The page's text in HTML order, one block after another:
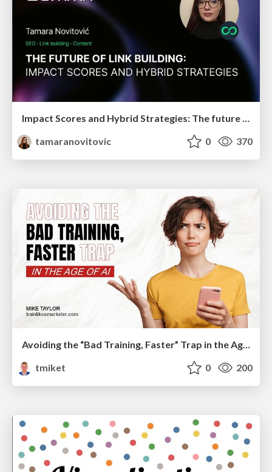
Impact Scores and Hybrid Strategies: The future of link building
tamaranovitovic
0 370
tmiket
0 200